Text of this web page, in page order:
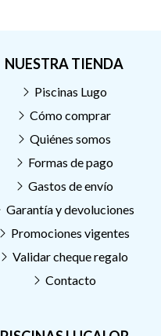
NUESTRA TIENDA
Piscinas Lugo
Cómo comprar
Quiénes somos
Formas de pago
Gastos de envío
Garantía y devoluciones
Promociones vigentes
Validar cheque regalo
Contacto